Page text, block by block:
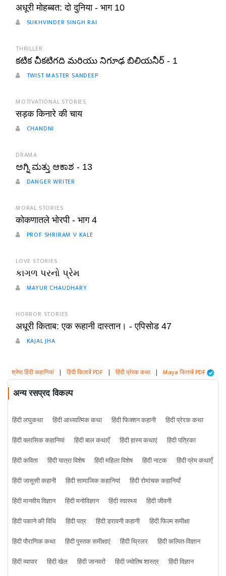
अधूरी मोहब्बत: दो दुनिया - भाग 10
SUKHVINDER SINGH RAI
THRILLER
కటిక చీకటిగది మరియు నిగూఢ బిలియనీర్ - 1
TWIST MASTER SANDEEP
MOTIVATIONAL STORIES
सड़क किनारे की चाय
CHANDNI
DRAMA
ಅಗ್ನಿ ಮತ್ತು ಆಕಾಶ - 13
DANGER WRITER
MORAL STORIES
कोकणातले भोरपी - भाग 4
PROF SHRIRAM V KALE
LOVE STORIES
કાગળ પરનો પ્રેમ
MAYUR CHAUDHARY
HORROR STORIES
अधूरी किताब: एक रूहानी दास्तान। - एपिसोड 47
KAJAL JHA
श्रेष्ठ हिंदी कहानियां | हिंदी किताबें PDF | हिंदी प्रेरक कथा | Maya किताबें PDF
अन्य रसप्रद विकल्प
हिंदी लघुकथा हिंदी आध्यात्मिक कथा हिंदी फिक्शन कहानी
हिंदी प्रेरक कथा
हिंदी क्लासिक कहानियां
हिंदी बाल कथाएँ हिंदी हास्य कथाएं
हिंदी पत्रिका
हिंदी कविता
हिंदी यात्रा विशेष हिंदी महिला विशेष हिंदी नाटक
हिंदी प्रेम कथाएँ
हिंदी जासूसी कहानी
हिंदी सामाजिक कहानियां
हिंदी रोमांचक कहानियाँ
हिंदी मानवीय विज्ञान
हिंदी मनोविज्ञान हिंदी स्वास्थ्य
हिंदी जीवनी
हिंदी पकाने की विधि
हिंदी पत्र हिंदी डरावनी कहानी
हिंदी फिल्म समीक्षा
हिंदी पौराणिक कथा
हिंदी पुस्तक समीक्षाएं हिंदी थ्रिलर
हिंदी कल्पित-विज्ञान
हिंदी व्यापार
हिंदी खेल हिंदी जानवरों हिंदी ज्योतिष शास्त्र
हिंदी विज्ञान